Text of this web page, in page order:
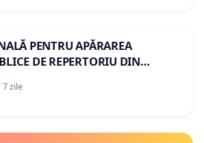
PENTRU APĂRAREA
DE REPERTORIU DIN
zile